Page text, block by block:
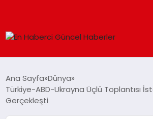
SPOR
Ana Sayfa Dünya
Türkiye-ABD-Ukrayna Üçlü Toplantısı
Gerçekleşti